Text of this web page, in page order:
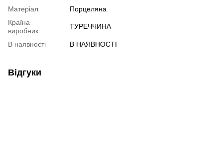
Матеріал
Порцеляна
Країна
виробник
ТУРЕЧЧИНА
В наявності В НАЯВНОСТІ
Відгуки